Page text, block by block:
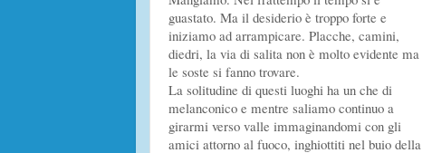
guastato. Ma il desiderio è troppo forte e
iniziamo ad arrampicare. Placche, camini,
diedri, la via di salita non è molto evidente ma
le soste si fanno trovare.
La solitudine di questi luoghi ha un che di
melanconico e mentre saliamo continuo a
girarmi verso valle immaginandomi con gli
amici attorno al fuoco, inghiottiti nel buio della